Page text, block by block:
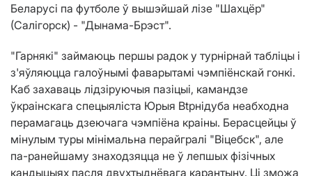
Беларусі па футболе ў вышэйшай лізе "Шахцёр"
(Салігорск) - "Дынама-Брэст".
"Гарнякі" займаюць першы радок у турнірнай табліцы і
з'яўляюцца галоўнымі фаварытамі чэмпіёнскай гонкі.
Каб захаваць лідзіруючыя пазіцыі, камандзе
ўкраінскага спецыяліста Юрыя Вtрнідуба неабходна
перамагаць дзеючага чэмпіёна краіны. Берасцейцы ў
мінулым туры мінімальна перайгралі "Віцебск", але
па-ранейшаму знаходзяцца не ў лепшых фізічных
кандыцыях пасля двухтыднёвага карантыну. Ці зможа